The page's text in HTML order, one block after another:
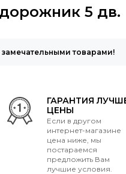
5 дв.
товарами!
ГАРАНТИЯ
ЦЕНЫ
Если в другом
интернет-магазине
цена ниже, мы
постараемся
предложить Вам
лучшие условия.